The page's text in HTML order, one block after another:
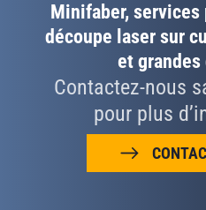
Minifaber,
découpe laser sur
et
Contactez-nous
pour plus